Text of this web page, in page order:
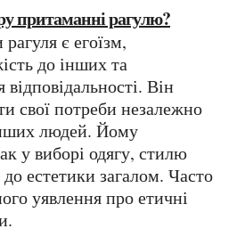
притаманні рагулю?
до інших та
відповідальності. Він
свої потреби незалежно
людей. Йому
у виборі одягу, стилю
естетики загалом. Часто
уявлення про етичні